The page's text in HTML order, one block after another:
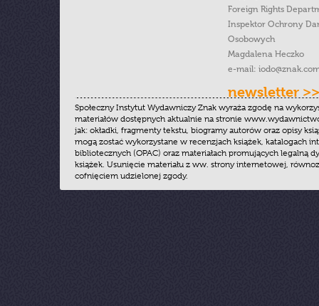
Foreign Rights
Inspektor Ochrony
Osobowych
Magdalena Heczko
e-mail:
newsletter >>
Społeczny Instytut Wydawniczy Znak wyraża zgodę na
materiałów dostępnych aktualnie na stronie
jak: okładki, fragmenty tekstu, biogramy autorów oraz opisy
mogą zostać wykorzystane w recenzjach książek, katalogach
bibliotecznych (OPAC) oraz materiałach promujących legalną
książek. Usunięcie materiału z ww. strony internetowej,
cofnięciem udzielonej zgody.